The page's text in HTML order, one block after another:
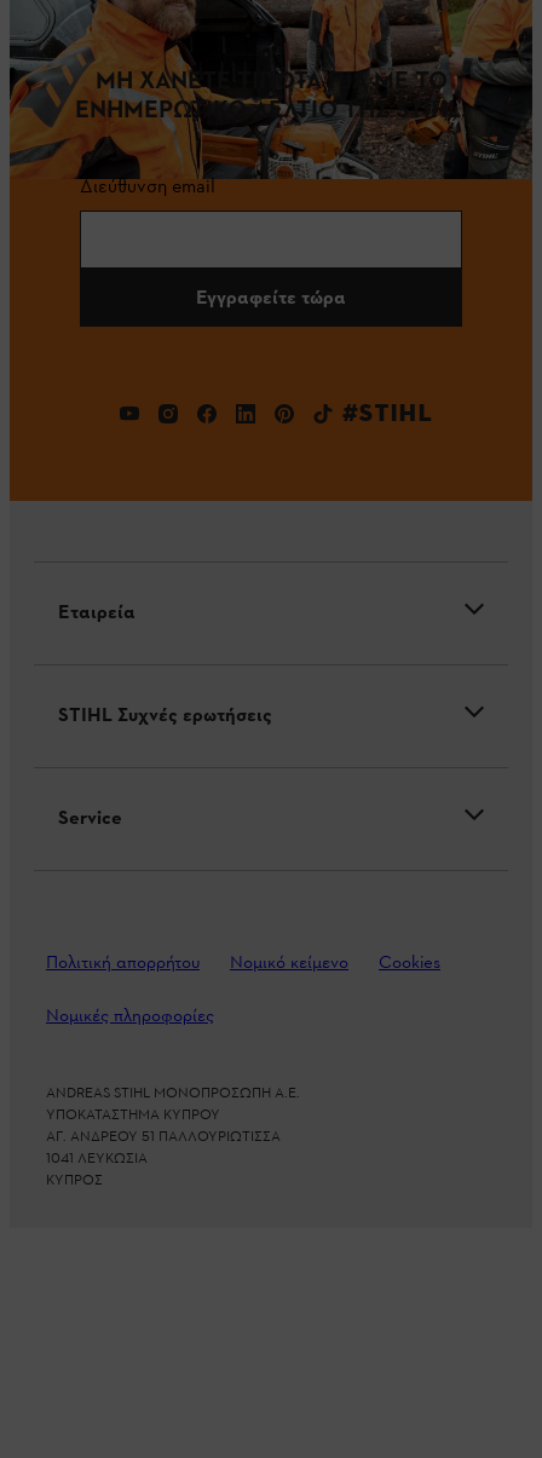
ΜΗ ΧΑΝΕΤΕ ΤΙΠΟΤΑ ΠΙΑ ΜΕ ΤΟ
ΕΝΗΜΕΡΩΤΙΚΟ ΔΕΛΤΙΟ ΤΗΣ STIHL.
Διεύθυνση email
Εγγραφείτε τώρα
#STIHL
Εταιρεία
STIHL Συχνές ερωτήσεις
Service
Πολιτική απορρήτου Νομικό κείμενο Cookies
Νομικές πληροφορίες
ANDREAS STIHL ΜΟΝΟΠΡΟΣΩΠΗ Α.Ε.
ΥΠΟΚΑΤΑΣΤΗΜΑ ΚΥΠΡΟΥ
ΑΓ. ΑΝΔΡΕΟΥ 51 ΠΑΛΛΟΥΡΙΩΤΙΣΣΑ
1041 ΛΕΥΚΩΣΙΑ
ΚΥΠΡΟΣ